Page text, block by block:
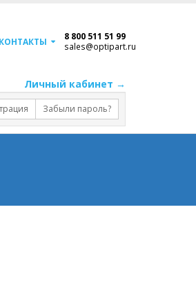
КОНТАКТЫ 8 800 511 51 99
sales@optipart.ru
Личный кабинет →
Забыли пароль?